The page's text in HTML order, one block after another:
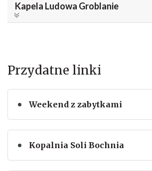
Przydatne linki
Weekend z zabytkami
Kopalnia Soli Bochnia
Kapela Ludowa Groblanie